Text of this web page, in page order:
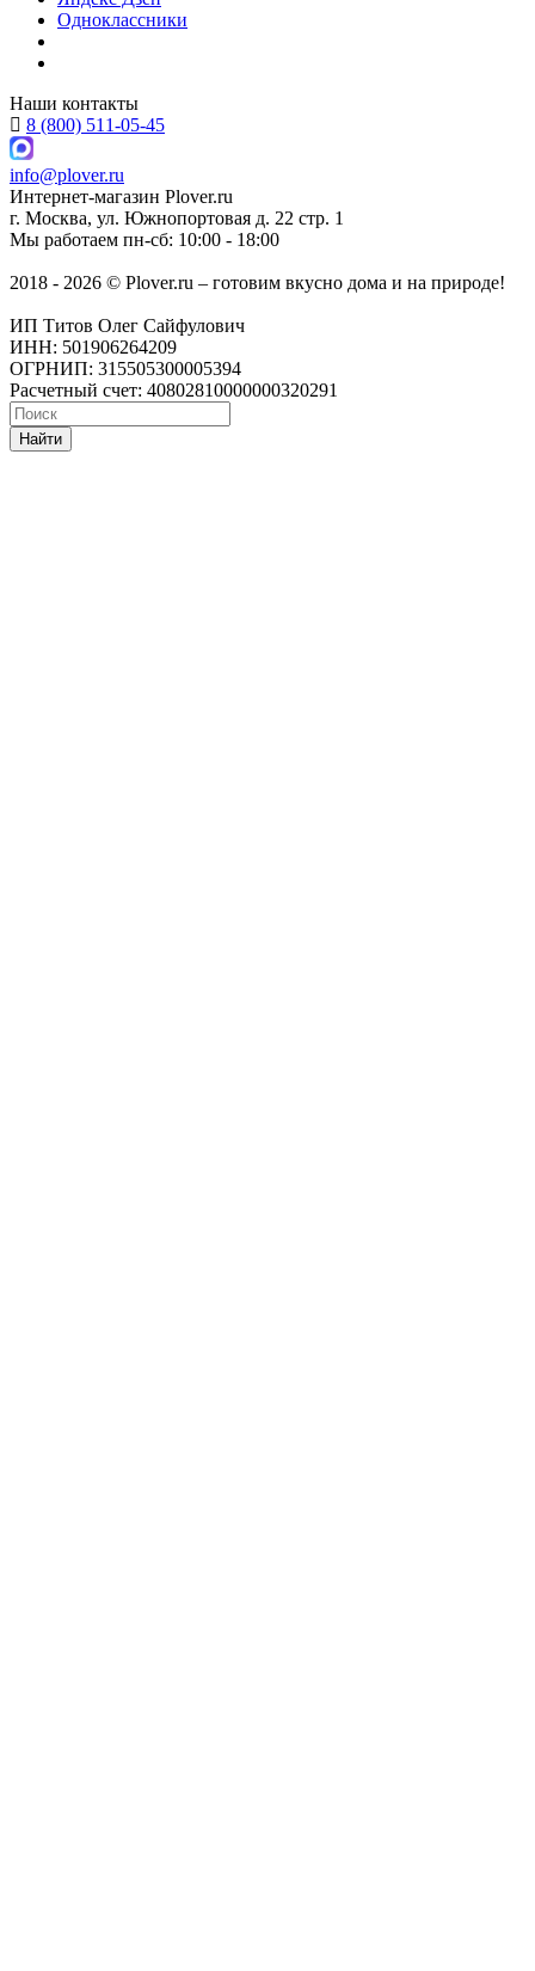
Одноклассники
Наши контакты
8 (800) 511-05-45
info@plover.ru
Интернет-магазин Plover.ru
г. Москва, ул. Южнопортовая д. 22 стр. 1
Мы работаем пн-сб: 10:00 - 18:00
2018 - 2026 © Plover.ru – готовим вкусно дома и на природе!
ИП Титов Олег Сайфулович
ИНН: 501906264209
ОГРНИП: 315505300005394
Расчетный счет: 40802810000000320291
Найти